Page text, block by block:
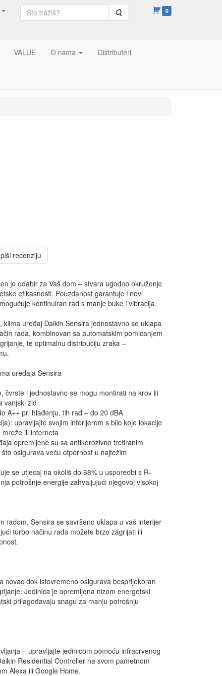
Pretraga 0
VALUE O nama Distributeri
recenziju
je odabir za Vaš dom – stvara ugodno okruženje
efikasnosti. Pouzdanost garantuje i novi
kontinuiran rad s manje buke i vibracija,
uređaj Daikin Sensira jednostavno se uklapa
rada, kombinovan sa automatskim pomicanjem
te optimalnu distribuciju zraka –
uređaja Sensira
čvrste i jednostavno se mogu montirati na krov ili
vanjski zid
A++ pri hlađenju, tih rad – do 20 dBA
upravljajte svojim interijerom s bilo koje lokacije
ili interneta
opremljene su sa antikorozivno tretiranim
osigurava veću otpornost u najtežim
se utjecaj na okoliš do 68% u usporedbi s R-
potrošnje energije zahvaljujući njegovoj visokoj
radom, Sensira se savršeno uklapa u vaš interijer
turbo načinu rada možete brzo zagrijati ili
novac dok istovremeno osigurava besprijekoran
Jedinica je opremljena nizom energetski
prilagođavaju snagu za manju potrošnju
– upravljajte jedinicom pomoću infracrvenog
Residential Controller na svom pametnom
Alexa ili Google Home.